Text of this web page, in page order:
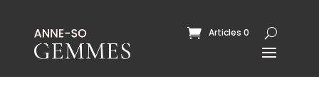
Articles 0